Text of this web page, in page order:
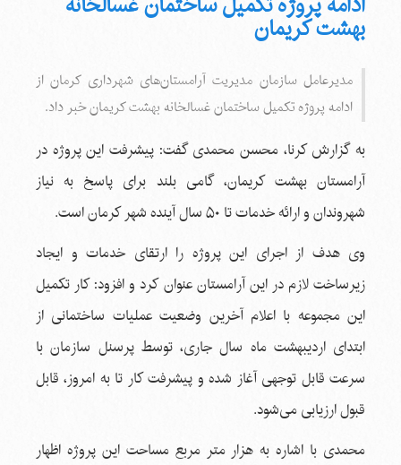
بهشت کریمان
مدیرعامل سازمان مدیریت آرامستان‌های شهرداری کرمان از
ادامه پروژه تکمیل ساختمان غسالخانه بهشت کریمان خبر داد.
به گزارش کرنا، محسن محمدی گفت: پیشرفت این پروژه در
آرامستان بهشت کریمان، گامی بلند برای پاسخ به نیاز
شهروندان و ارائه خدمات تا ۵۰ سال آینده شهر کرمان است.
وی هدف از اجرای این پروژه را ارتقای خدمات و ایجاد
زیرساخت لازم در این آرامستان عنوان کرد و افزود: کار تکمیل
این مجموعه با اعلام آخرین وضعیت عملیات ساختمانی از
ابتدای اردیبهشت ماه سال جاری، توسط پرسنل سازمان با
سرعت قابل توجهی آغاز شده و پیشرفت کار تا به امروز، قابل
قبول ارزیابی می‌شود.
محمدی با اشاره به هزار متر مربع مساحت این پروژه اظهار